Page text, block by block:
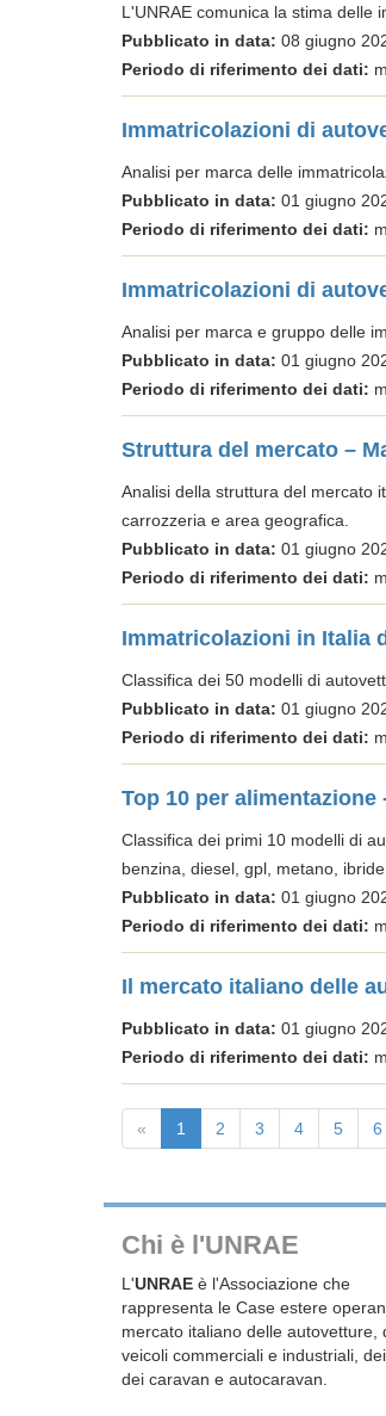
L'UNRAE comunica la stima delle
Pubblicato in data: 08 giugno
Periodo di riferimento dei dati:
Immatricolazioni di
Analisi per marca delle
Pubblicato in data: 01 giugno
Periodo di riferimento dei dati:
Immatricolazioni di
Analisi per marca e gruppo delle
Pubblicato in data: 01 giugno
Periodo di riferimento dei dati:
Struttura del mercato –
Analisi della struttura del mercato
carrozzeria e area geografica.
Pubblicato in data: 01 giugno
Periodo di riferimento dei dati:
Immatricolazioni in Italia
Classifica dei 50 modelli di
Pubblicato in data: 01 giugno
Periodo di riferimento dei dati:
Top 10 per alimentazione
Classifica dei primi 10 modelli di
benzina, diesel, gpl, metano,
Pubblicato in data: 01 giugno
Periodo di riferimento dei dati:
Il mercato italiano delle
Pubblicato in data: 01 giugno
Periodo di riferimento dei dati:
« 1 2 3 4 5 6
Chi è l'UNRAE
L'UNRAE è l'Associazione che
rappresenta le Case estere
mercato italiano delle autovetture,
veicoli commerciali e industriali,
dei caravan e autocaravan.